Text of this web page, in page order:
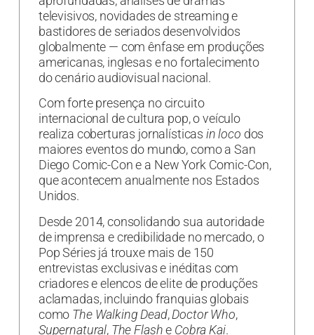
televisivos, novidades de streaming e
bastidores de seriados desenvolvidos
globalmente — com ênfase em produções
americanas, inglesas e no fortalecimento
do cenário audiovisual nacional.
Com forte presença no circuito
internacional de cultura pop, o veículo
realiza coberturas jornalísticas in loco dos
maiores eventos do mundo, como a San
Diego Comic-Con e a New York Comic-Con,
que acontecem anualmente nos Estados
Unidos.
Desde 2014, consolidando sua autoridade
de imprensa e credibilidade no mercado, o
Pop Séries já trouxe mais de 150
entrevistas exclusivas e inéditas com
criadores e elencos de elite de produções
aclamadas, incluindo franquias globais
como The Walking Dead,Doctor Who,
Supernatural, The Flashe Cobra Kai.